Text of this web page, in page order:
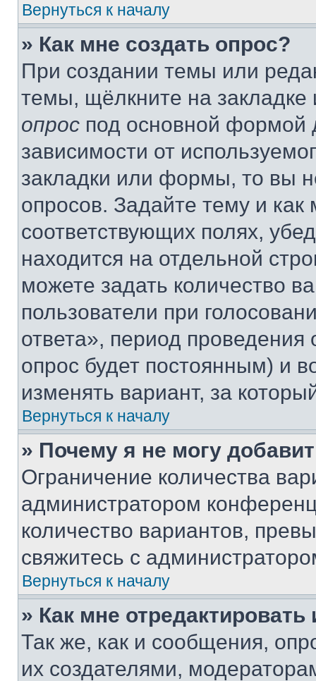
Вернуться к началу
» Как мне создать опрос?
При создании темы или
темы, щёлкните на
опрос под основной формой
зависимости от
закладки или формы, то вы
опросов. Задайте тему и
соответствующих полях,
находится на отдельной
можете задать количество
пользователи при
ответа», период проведения
опрос будет постоянным) и
изменять вариант, за
Вернуться к началу
» Почему я не могу
Ограничение количества
администратором
количество вариантов,
свяжитесь с
Вернуться к началу
» Как мне
Так же, как и сообщения,
их создателями,